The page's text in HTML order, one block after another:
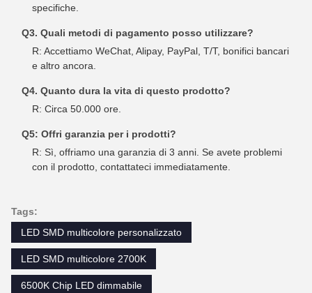
specifiche.
Q3. Quali metodi di pagamento posso utilizzare?
R: Accettiamo WeChat, Alipay, PayPal, T/T, bonifici bancari
e altro ancora.
Q4. Quanto dura la vita di questo prodotto?
R: Circa 50.000 ore.
Q5: Offri garanzia per i prodotti?
R: Sì, offriamo una garanzia di 3 anni. Se avete problemi
con il prodotto, contattateci immediatamente.
Tags:
LED SMD multicolore personalizzato
LED SMD multicolore 2700K
6500K Chip LED dimmabile